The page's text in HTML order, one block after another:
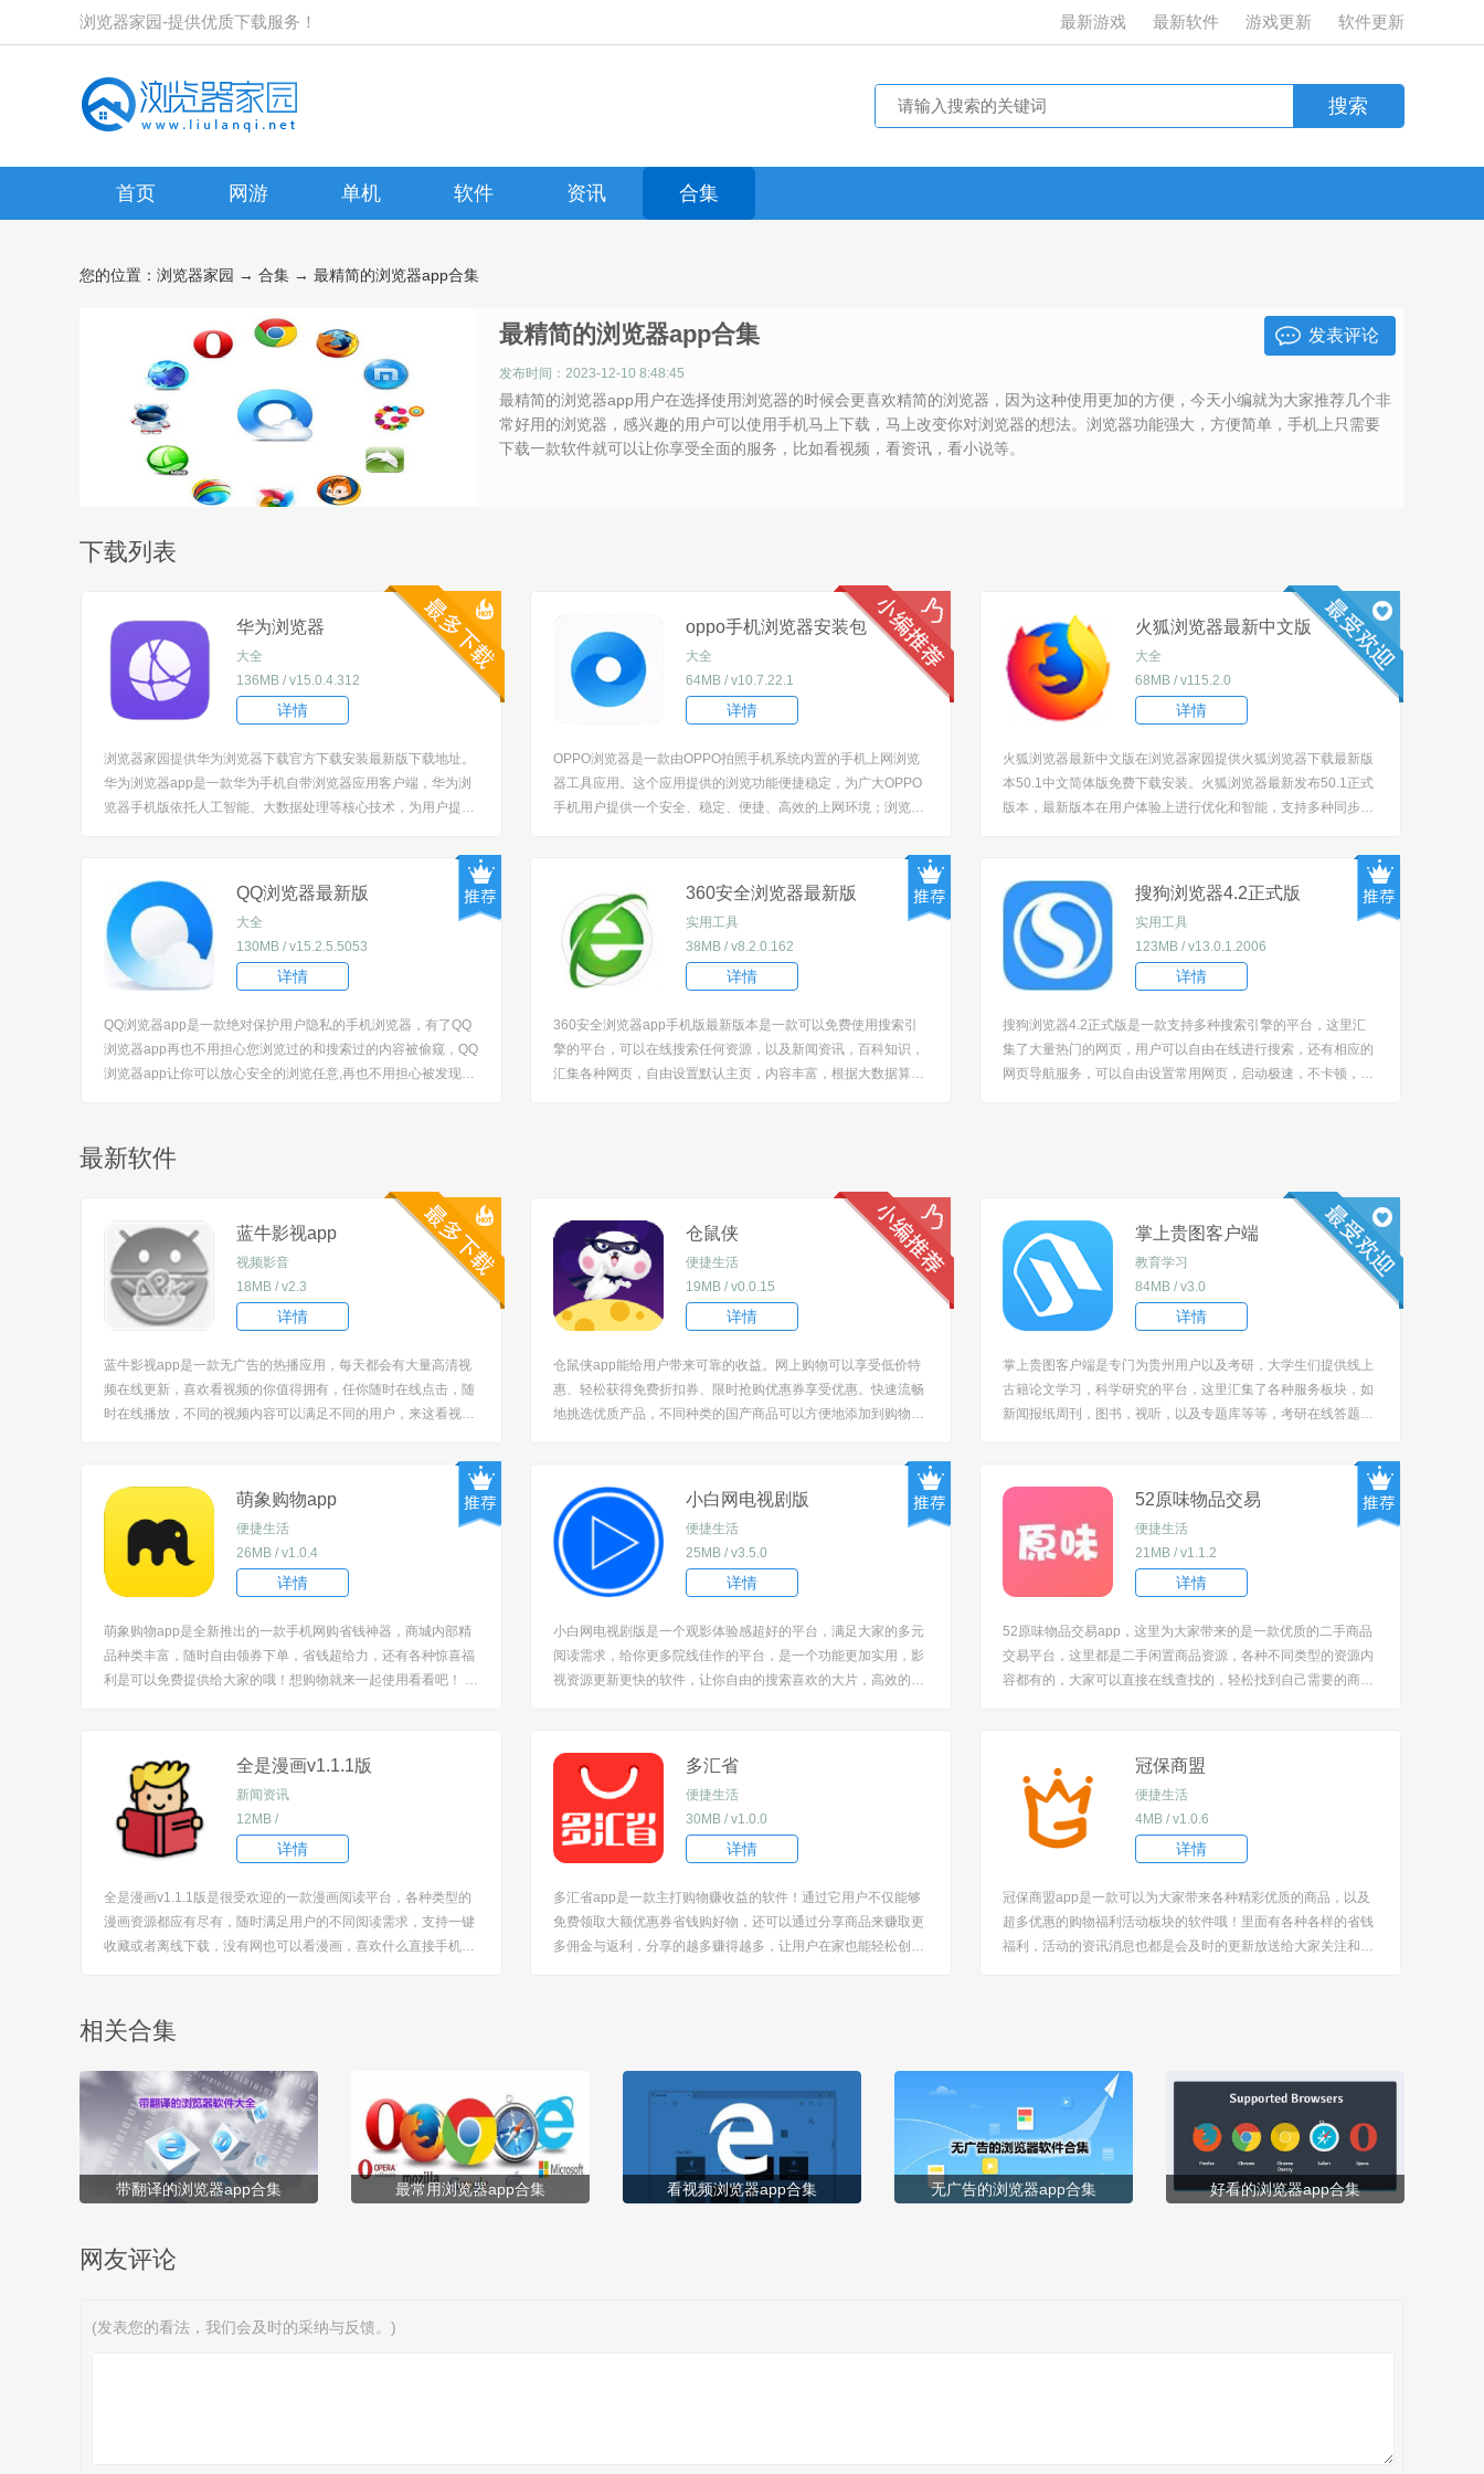
浏览器家园-提供优质下载服务！ 最新游戏 最新软件 游戏更新 软件更新
首页 网游 单机 软件 资讯 合集
您的位置： 浏览器家园 → 合集 → 最精简的浏览器app合集
最精简的浏览器app合集 发表评论
发布时间：2023-12-10 8:48:45
最精简的浏览器app用户在选择使用浏览器的时候会更喜欢精简的浏览器，因为这种使用更加的方便，今天小编就为大家推荐几个非
常好用的浏览器，感兴趣的用户可以使用手机马上下载，马上改变你对浏览器的想法。浏览器功能强大，方便简单，手机上只需要
下载一款软件就可以让你享受全面的服务，比如看视频，看资讯，看小说等。
下载列表
华为浏览器
大全
136MB / v15.0.4.312
详情
浏览器家园提供华为浏览器下载官方下载安装最新版下载地址。
华为浏览器app是一款华为手机自带浏览器应用客户端，华为浏
览器手机版依托人工智能、大数据处理等核心技术，为用户提供
据？[/title] 1、...
oppo手机浏览器安装包
大全
64MB / v10.7.22.1
详情
OPPO浏览器是一款由OPPO拍照手机系统内置的手机上网浏览
器工具应用。这个应用提供的浏览功能便捷稳定，为广大OPPO
手机用户提供一个安全、稳定、便捷、高效的上网环境；浏览器
火狐浏览器最新中文版
大全
68MB / v115.2.0
详情
火狐浏览器最新中文版在浏览器家园提供火狐浏览器下载最新版
本50.1中文简体版免费下载安装。火狐浏览器最新发布50.1正式
版本，最新版本在用户体验上进行优化和智能，支持多种同步，
合你风...
QQ浏览器最新版
大全
130MB / v15.2.5.5053
详情
QQ浏览器app是一款绝对保护用户隐私的手机浏览器，有了QQ
浏览器app再也不用担心您浏览过的和搜索过的内容被偷窥，QQ
浏览器app让你可以放心安全的浏览任意,再也不用担心被发现的
强大的隐私保护功能，可以严密的...
360安全浏览器最新版
实用工具
38MB / v8.2.0.162
详情
360安全浏览器app手机版最新版本是一款可以免费使用搜索引
擎的平台，可以在线搜索任何资源，以及新闻资讯，百科知识，
汇集各种网页，自由设置默认主页，内容丰富，根据大数据算
搜狗浏览器4.2正式版
实用工具
123MB / v13.0.1.2006
详情
搜狗浏览器4.2正式版是一款支持多种搜索引擎的平台，这里汇
集了大量热门的网页，用户可以自由在线进行搜索，还有相应的
网页导航服务，可以自由设置常用网页，启动极速，不卡顿，可
最新软件
蓝牛影视app
视频影音
18MB / v2.3
详情
蓝牛影视app是一款无广告的热播应用，每天都会有大量高清视
频在线更新，喜欢看视频的你值得拥有，任你随时在线点击，随
时在线播放，不同的视频内容可以满足不同的用户，来这看视频
仓鼠侠
便捷生活
19MB / v0.0.15
详情
仓鼠侠app能给用户带来可靠的收益。网上购物可以享受低价特
惠、轻松获得免费折扣券、限时抢购优惠券享受优惠。快速流畅
地挑选优质产品，不同种类的国产商品可以方便地添加到购物车
后打开，进入...
掌上贵图客户端
教育学习
84MB / v3.0
详情
掌上贵图客户端是专门为贵州用户以及考研，大学生们提供线上
古籍论文学习，科学研究的平台，这里汇集了各种服务板块，如
新闻报纸周刊，图书，视听，以及专题库等等，考研在线答题进
用？[/title] 1、下载...
萌象购物app
便捷生活
26MB / v1.0.4
详情
萌象购物app是全新推出的一款手机网购省钱神器，商城内部精
品种类丰富，随时自由领券下单，省钱超给力，还有各种惊喜福
利是可以免费提供给大家的哦！想购物就来一起使用看看吧！ [tit
小白网电视剧版
便捷生活
25MB / v3.5.0
详情
小白网电视剧版是一个观影体验感超好的平台，满足大家的多元
阅读需求，给你更多院线佳作的平台，是一个功能更加实用，影
视资源更新更快的软件，让你自由的搜索喜欢的大片，高效的阅
52原味物品交易
便捷生活
21MB / v1.1.2
详情
52原味物品交易app，这里为大家带来的是一款优质的二手商品
交易平台，这里都是二手闲置商品资源，各种不同类型的资源内
容都有的，大家可以直接在线查找的，轻松找到自己需要的商品
全是漫画v1.1.1版
新闻资讯
12MB /
详情
全是漫画v1.1.1版是很受欢迎的一款漫画阅读平台，各种类型的
漫画资源都应有尽有，随时满足用户的不同阅读需求，支持一键
收藏或者离线下载，没有网也可以看漫画，喜欢什么直接手机一
全是漫画怎么用？全是漫画怎么样才能看？...
多汇省
便捷生活
30MB / v1.0.0
详情
多汇省app是一款主打购物赚收益的软件！通过它用户不仅能够
免费领取大额优惠券省钱购好物，还可以通过分享商品来赚取更
多佣金与返利，分享的越多赚得越多，让用户在家也能轻松创业
冠保商盟
便捷生活
4MB / v1.0.6
详情
冠保商盟app是一款可以为大家带来各种精彩优质的商品，以及
超多优惠的购物福利活动板块的软件哦！里面有各种各样的省钱
福利，活动的资讯消息也都是会及时的更新放送给大家关注和了
相关合集
带翻译的浏览器app合集 最常用浏览器app合集 看视频浏览器app合集 无广告的浏览器app合集 好看的浏览器app合集
网友评论
(发表您的看法，我们会及时的采纳与反馈。)